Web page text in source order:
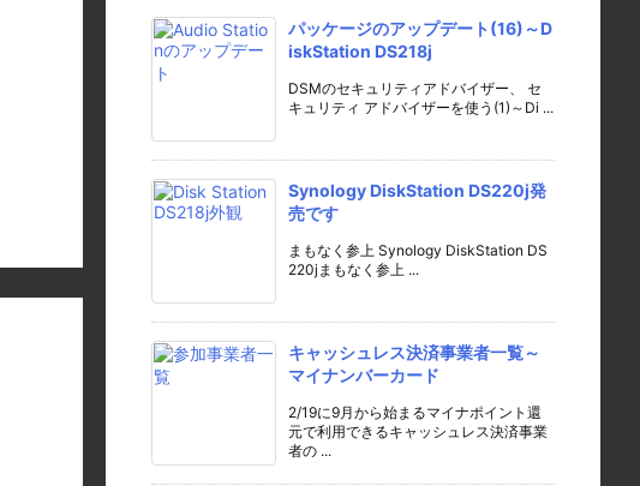
パッケージのアップデート(16)～D
iskStation DS218j
DSMのセキュリティアドバイザー、 セ
キュリティ アドバイザーを使う(1)～Di ...
Synology DiskStation DS220j発
売です
まもなく参上 Synology DiskStation DS
220jまもなく参上 ...
キャッシュレス決済事業者一覧～
マイナンバーカード
2/19に9月から始まるマイナポイント還
元で利用できるキャッシュレス決済事業
者の ...